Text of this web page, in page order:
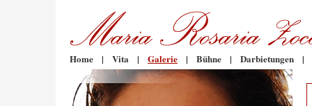
Home | Vita | Galerie | Bühne | Darbietungen |